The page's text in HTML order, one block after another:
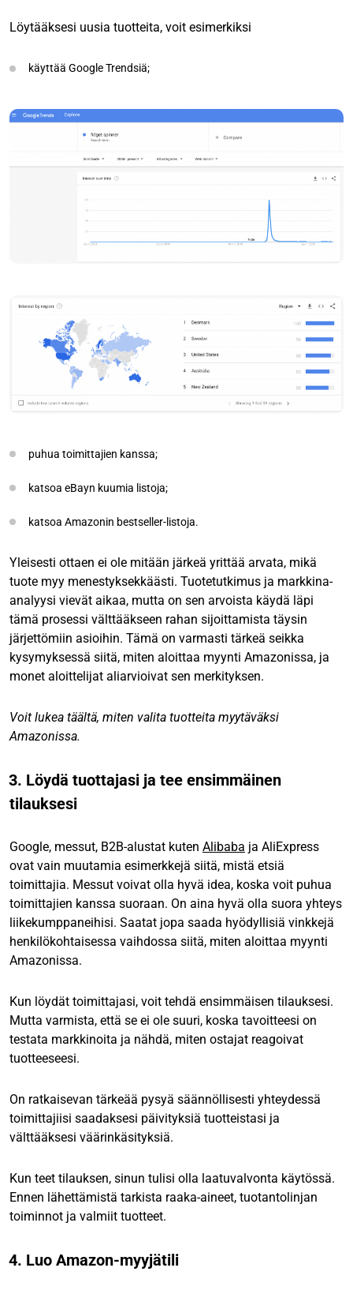
Löytääksesi uusia tuotteita, voit esimerkiksi
käyttää Google Trendsiä;
puhua toimittajien kanssa;
katsoa eBayn kuumia listoja;
katsoa Amazonin bestseller-listoja.
Yleisesti ottaen ei ole mitään järkeä yrittää arvata, mikä
tuote myy menestyksekkäästi. Tuotetutkimus ja markkina-
analyysi vievät aikaa, mutta on sen arvoista käydä läpi
tämä prosessi välttääkseen rahan sijoittamista täysin
järjettömiin asioihin. Tämä on varmasti tärkeä seikka
kysymyksessä siitä, miten aloittaa myynti Amazonissa, ja
monet aloittelijat aliarvioivat sen merkityksen.
Voit lukea täältä, miten valita tuotteita myytäväksi
Amazonissa.
3. Löydä tuottajasi ja tee ensimmäinen
tilauksesi
Google, messut, B2B-alustat kuten Alibaba ja AliExpress
ovat vain muutamia esimerkkejä siitä, mistä etsiä
toimittajia. Messut voivat olla hyvä idea, koska voit puhua
toimittajien kanssa suoraan. On aina hyvä olla suora yhteys
liikekumppaneihisi. Saatat jopa saada hyödyllisiä vinkkejä
henkilökohtaisessa vaihdossa siitä, miten aloittaa myynti
Amazonissa.
Kun löydät toimittajasi, voit tehdä ensimmäisen tilauksesi.
Mutta varmista, että se ei ole suuri, koska tavoitteesi on
testata markkinoita ja nähdä, miten ostajat reagoivat
tuotteeseesi.
On ratkaisevan tärkeää pysyä säännöllisesti yhteydessä
toimittajiisi saadaksesi päivityksiä tuotteistasi ja
välttääksesi väärinkäsityksiä.
Kun teet tilauksen, sinun tulisi olla laatuvalvonta käytössä.
Ennen lähettämistä tarkista raaka-aineet, tuotantolinjan
toiminnot ja valmiit tuotteet.
4. Luo Amazon-myyjätili